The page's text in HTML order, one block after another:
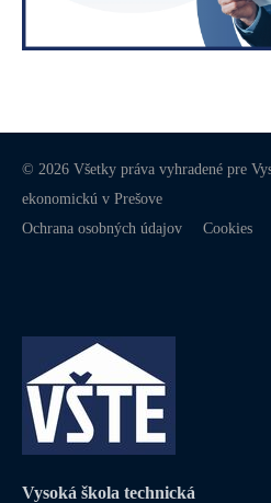
© 2026 Všetky práva vyhradené pre
ekonomickú v Prešove
Ochrana osobných údajov
Cookies
Vysoká škola technická